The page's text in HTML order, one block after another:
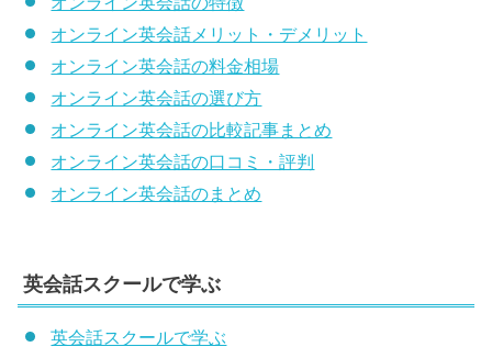
オンライン英会話メリット・デメリット
オンライン英会話の料金相場
オンライン英会話の選び方
オンライン英会話の比較記事まとめ
オンライン英会話の口コミ・評判
オンライン英会話のまとめ
英会話スクールで学ぶ
英会話スクールで学ぶ